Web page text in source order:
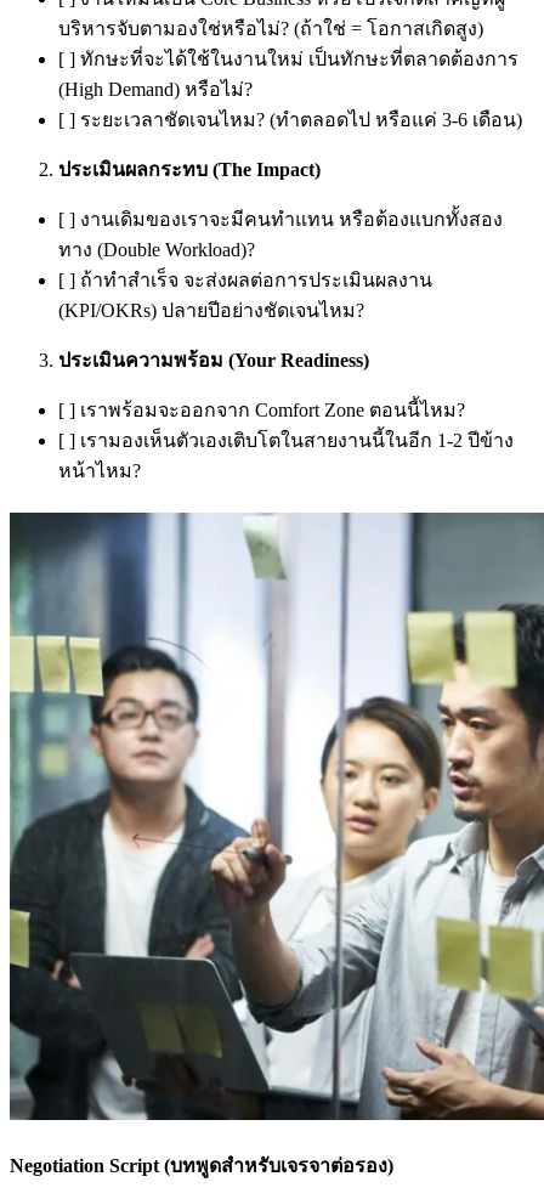
บริหารจับตามองใช่หรือไม่? (ถ้าใช่ = โอกาสเกิดสูง)
[ ] ทักษะที่จะได้ใช้ในงานใหม่ เป็นทักษะที่ตลาดต้องการ
(High Demand) หรือไม่?
[ ] ระยะเวลาชัดเจนไหม? (ทำตลอดไป หรือแค่ 3-6 เดือน)
ประเมินผลกระทบ (The Impact)
[ ] งานเดิมของเราจะมีคนทำแทน หรือต้องแบกทั้งสอง
ทาง (Double Workload)?
[ ] ถ้าทำสำเร็จ จะส่งผลต่อการประเมินผลงาน
(KPI/OKRs) ปลายปีอย่างชัดเจนไหม?
ประเมินความพร้อม (Your Readiness)
[ ] เราพร้อมจะออกจาก Comfort Zone ตอนนี้ไหม?
[ ] เรามองเห็นตัวเองเติบโตในสายงานนี้ในอีก 1-2 ปีข้าง
หน้าไหม?
Negotiation Script (บทพูดสำหรับเจรจาต่อรอง)